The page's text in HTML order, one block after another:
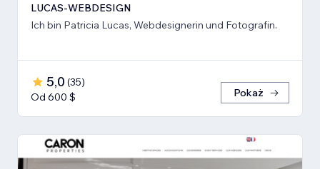
LUCAS-WEBDESIGN
Ich bin Patricia Lucas, Webdesignerin und Fotografin.
5,0 (35)
Od 600 $
Pokaż